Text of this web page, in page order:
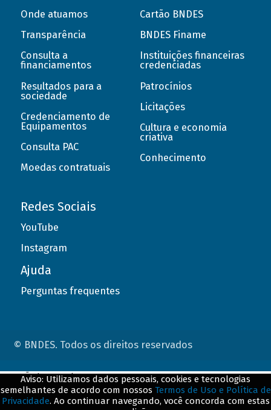
Onde atuamos
Transparência
Consulta a
financiamentos
Resultados para a
sociedade
Credenciamento de
Equipamentos
Consulta PAC
Moedas contratuais
Cartão BNDES
BNDES Finame
Instituições financeiras
credenciadas
Patrocínios
Licitações
Cultura e economia
criativa
Conhecimento
Redes Sociais
YouTube
Instagram
Ajuda
Perguntas frequentes
© BNDES. Todos os direitos reservados
Aviso: Utilizamos dados pessoais, cookies e tecnologias
semelhantes de acordo com nossos Termos de Uso e Política de
Privacidade. Ao continuar navegando, você concorda com estas
ConteÃºdo complementar
${title}${badge}